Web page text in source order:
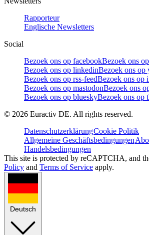
Rapporteur
Englische Newsletters
Social
Bezoek ons op facebookBezoek ons
Bezoek ons op linkedinBezoek ons op
Bezoek ons op rss-feedBezoek ons op
Bezoek ons op mastodonBezoek ons
Bezoek ons op blueskyBezoek ons op
© 2026 Euractiv DE. All rights reserved.
DatenschutzerklärungCookie Politik
Allgemeine Geschäftsbedingungen
Handelsbedingungen
This site is protected by reCAPTCHA, and
Policy and Terms of Service apply.
Deutsch